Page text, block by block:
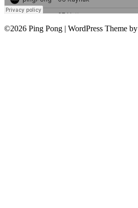
©2026 Ping Pong | WordPress Theme by